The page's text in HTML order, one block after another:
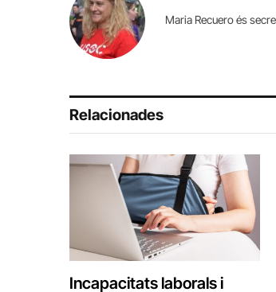
Maria Recuero és
Relacionades
Incapacitats laborals i